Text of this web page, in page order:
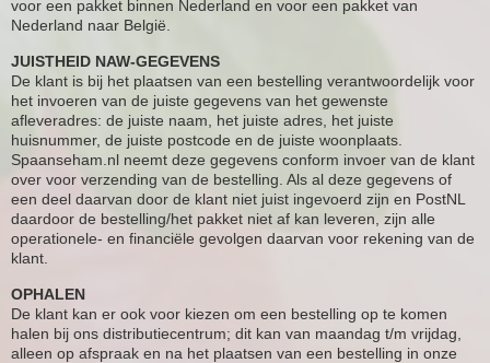
voor een pakket binnen Nederland en voor een pakket van
Nederland naar België.
JUISTHEID NAW-GEGEVENS
De klant is bij het plaatsen van een bestelling verantwoordelijk voor
het invoeren van de juiste gegevens van het gewenste
afleveradres: de juiste naam, het juiste adres, het juiste
huisnummer, de juiste postcode en de juiste woonplaats.
Spaanseham.nl neemt deze gegevens conform invoer van de klant
over voor verzending van de bestelling. Als al deze gegevens of
een deel daarvan door de klant niet juist ingevoerd zijn en PostNL
daardoor de bestelling/het pakket niet af kan leveren, zijn alle
operationele- en financiële gevolgen daarvan voor rekening van de
klant.
OPHALEN
De klant kan er ook voor kiezen om een bestelling op te komen
halen bij ons distributiecentrum; dit kan van maandag t/m vrijdag,
alleen op afspraak en na het plaatsen van een bestelling in onze